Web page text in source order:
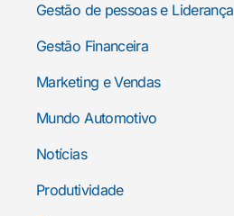
Gestão de pessoas e Liderança
Gestão Financeira
Marketing e Vendas
Mundo Automotivo
Notícias
Produtividade